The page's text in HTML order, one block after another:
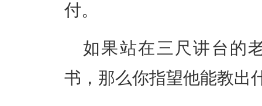
付。
如果站在三尺讲台的
书，那么你指望他能教出